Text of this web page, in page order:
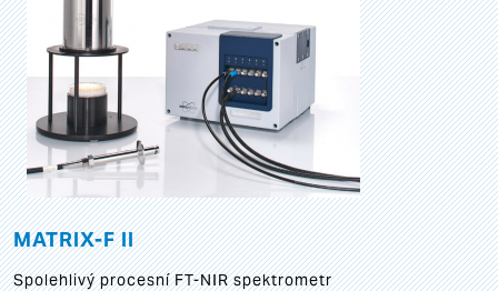
MATRIX-F II
Spolehlivý procesní FT-NIR spektrometr